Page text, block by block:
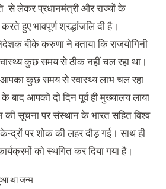
से लेकर प्रधानमंत्री और राज्यों के
हुए भावपूर्ण श्रद्धांजलि दी है।
बीके करुणा ने बताया कि राजयोगिनी
कुछ समय से ठीक नहीं चल रहा था।
कुछ समय से स्वास्थ्य लाभ चल रहा
बाद आपको दो दिन पूर्व ही मुख्यालय लाया
की सूचना पर संस्थान के भारत सहित विश्व
पर शोक की लहर दौड़ गई। साथ ही
को स्थगित कर दिया गया है।
था जन्म